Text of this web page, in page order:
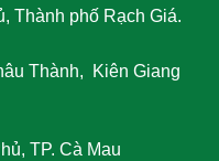
Thành phố Rạch Giá.
Thành, Kiên Giang
TP. Cà Mau